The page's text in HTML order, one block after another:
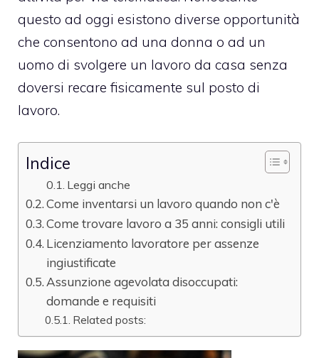
questo ad oggi esistono diverse opportunità
che consentono ad una donna o ad un
uomo di svolgere un lavoro da casa senza
doversi recare fisicamente sul posto di
lavoro.
Indice
Leggi anche
Come inventarsi un lavoro quando non c'è
Come trovare lavoro a 35 anni: consigli utili
Licenziamento lavoratore per assenze
ingiustificate
Assunzione agevolata disoccupati:
domande e requisiti
Related posts: